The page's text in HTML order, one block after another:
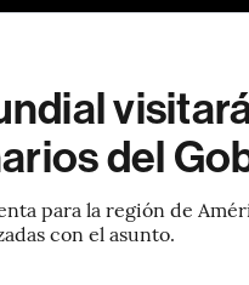
del
para la región de
con el asunto.